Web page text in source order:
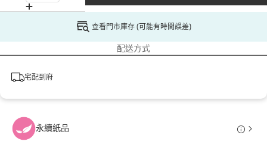
查看門市庫存 (可能有時間誤差)
配送方式
宅配到府
永續紙品